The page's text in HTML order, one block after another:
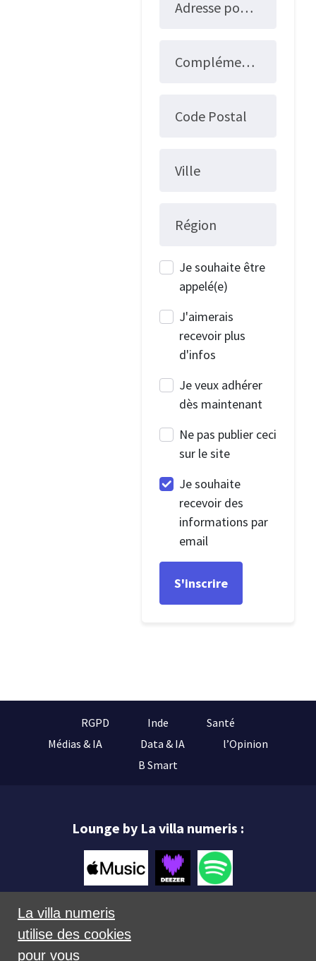
Adresse postale
Complément d'adresse
Code Postal
Ville
Région
Je souhaite être
appelé(e)
J'aimerais
recevoir plus
d'infos
Je veux adhérer
dès maintenant
Ne pas publier ceci
sur le site
Je souhaite
recevoir des
informations par
email
RGPD Inde
Santé
Médias & IA
Data & IA
l’Opinion
B Smart
Lounge by La villa numeris :
La villa numeris
utilise des cookies
pour vous